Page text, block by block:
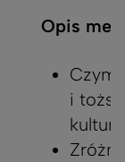
Opis
Czym
i